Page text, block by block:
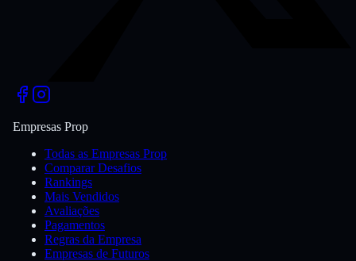
Empresas Prop
Todas as Empresas Prop
Comparar Desafios
Rankings
Mais Vendidos
Avaliações
Pagamentos
Regras da Empresa
Empresas de Futuros